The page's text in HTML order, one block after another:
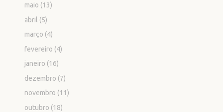
maio (13)
abril (5)
março (4)
fevereiro (4)
janeiro (16)
dezembro (7)
novembro (11)
outubro (18)